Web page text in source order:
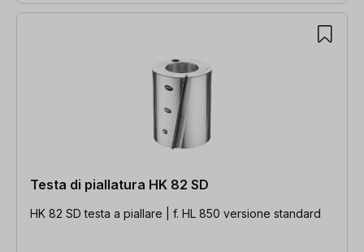
Testa di piallatura HK 82 SD
HK 82 SD testa a piallare | f. HL 850 versione standard